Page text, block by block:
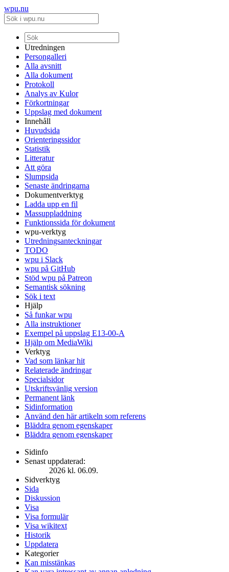
wpu.nu
Utredningen
Persongalleri
Alla avsnitt
Alla dokument
Protokoll
Analys av Kulor
Förkortningar
Uppslag med dokument
Innehåll
Huvudsida
Orienteringssidor
Statistik
Litteratur
Att göra
Slumpsida
Senaste ändringarna
Dokumentverktyg
Ladda upp en fil
Massuppladdning
Funktionssida för dokument
wpu-verktyg
Utredningsanteckningar
TODO
wpu i Slack
wpu på GitHub
Stöd wpu på Patreon
Semantisk sökning
Sök i text
Hjälp
Så funkar wpu
Alla instruktioner
Exempel på uppslag E13-00-A
Hjälp om MediaWiki
Verktyg
Vad som länkar hit
Relaterade ändringar
Specialsidor
Utskriftsvänlig version
Permanent länk
Sidinformation
Använd den här artikeln som referens
Bläddra genom egenskaper
Bläddra genom egenskaper
Sidinfo
Senast uppdaterad:
2026 kl. 06.09.
Sidverktyg
Sida
Diskussion
Visa
Visa formulär
Visa wikitext
Historik
Uppdatera
Kategorier
Kan misstänkas